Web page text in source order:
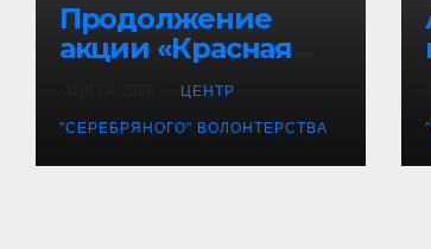
Продолжение
акции «Красная
гвоздика» в
Воронеже!
ЦЕНТР
"СЕРЕБРЯНОГО" ВОЛОНТЕРСТВА